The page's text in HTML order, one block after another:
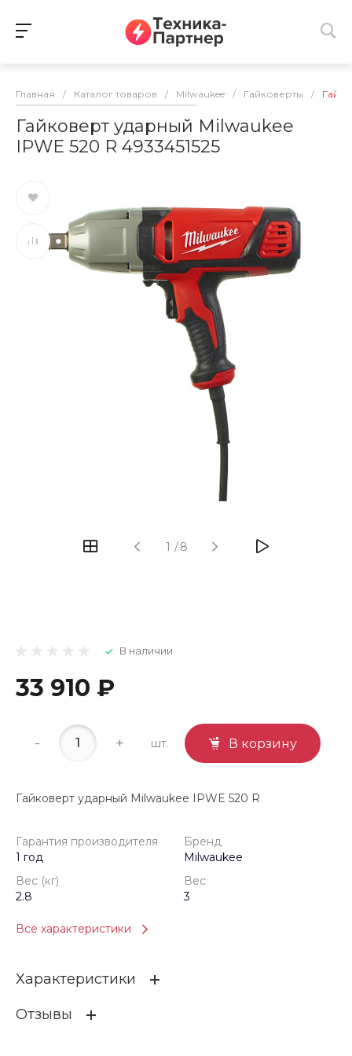
Главная / Каталог товаров / Milwaukee / Гайковерты /
Гайковерт ударный Milwaukee
IPWE 520 R 4933451525
1 /8
В наличии
33 910 ₽
- + шт. В корзину
Гайковерт ударный Milwaukee IPWE 520 R
Гарантия производителя
1 год
Бренд
Milwaukee
Вес (кг)
2.8
Вес
3
Все характеристики
Характеристики
Гарантия производителя
Отзывы